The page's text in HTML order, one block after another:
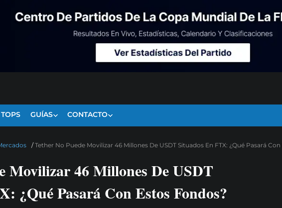
TOPS GUÍAS CONTACTO
/Tether No Puede Movilizar 46 Millones De USDT Situados En FTX: ¿Qué Pasará
Movilizar 46 Millones De USDT
¿Qué Pasará Con Estos Fondos?